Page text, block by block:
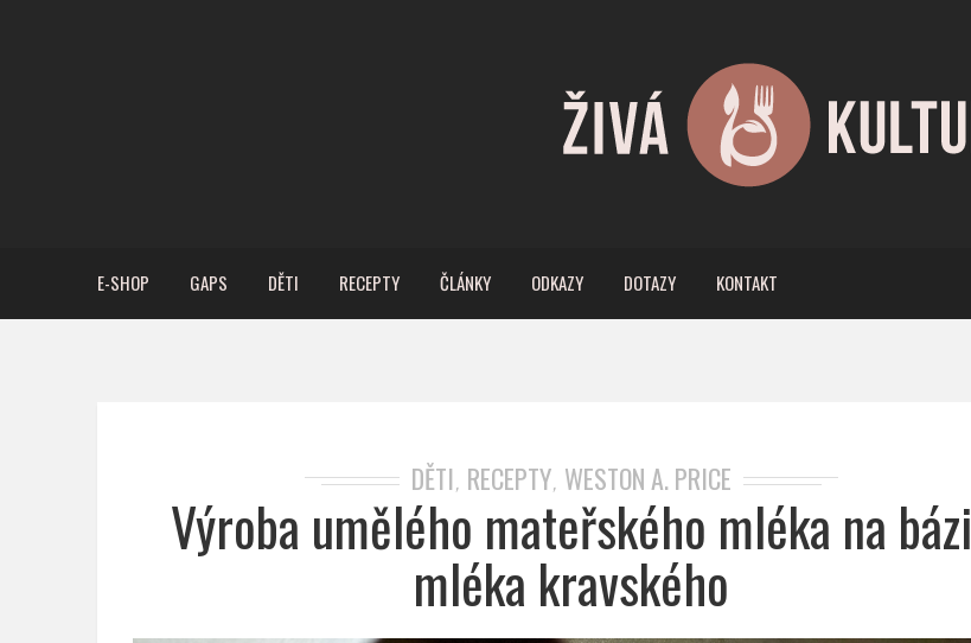
E-SHOP GAPS DĚTI RECEPTY ČLÁNKY ODKAZY DOTAZY KONTAKT
DĚTI, RECEPTY, WESTON A. PRICE
Výroba umělého mateřského mléka na bázi
mléka kravského